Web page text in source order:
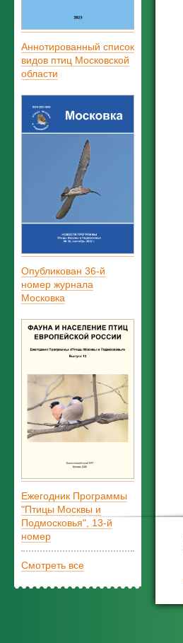
Аннотированный список
видов птиц Московской
области
Опубликован 36-й
номер журнала
Московка
Ежегодник Программы
"Птицы Москвы и
Подмосковья", 13-й
номер
Смотреть все